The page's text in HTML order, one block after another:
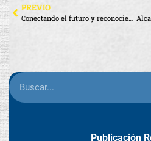
PREVIO
Conectando el futuro y reconociendo la excelencia académica
Publicación